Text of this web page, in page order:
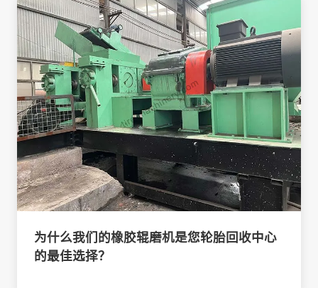
为什么我们的橡胶辊磨机是您轮胎回收中心
的最佳选择？